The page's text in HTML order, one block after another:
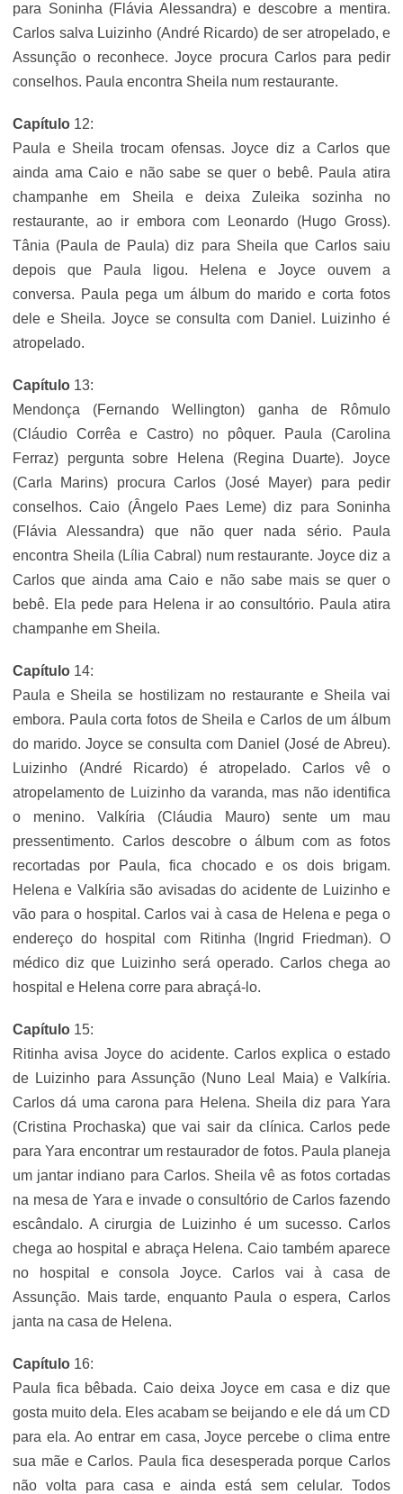
para Soninha (Flávia Alessandra) e descobre a mentira.
Carlos salva Luizinho (André Ricardo) de ser atropelado, e
Assunção o reconhece. Joyce procura Carlos para pedir
conselhos. Paula encontra Sheila num restaurante.
Capítulo 12:
Paula e Sheila trocam ofensas. Joyce diz a Carlos que
ainda ama Caio e não sabe se quer o bebê. Paula atira
champanhe em Sheila e deixa Zuleika sozinha no
restaurante, ao ir embora com Leonardo (Hugo Gross).
Tânia (Paula de Paula) diz para Sheila que Carlos saiu
depois que Paula ligou. Helena e Joyce ouvem a
conversa. Paula pega um álbum do marido e corta fotos
dele e Sheila. Joyce se consulta com Daniel. Luizinho é
atropelado.
Capítulo 13:
Mendonça (Fernando Wellington) ganha de Rômulo
(Cláudio Corrêa e Castro) no pôquer. Paula (Carolina
Ferraz) pergunta sobre Helena (Regina Duarte). Joyce
(Carla Marins) procura Carlos (José Mayer) para pedir
conselhos. Caio (Ângelo Paes Leme) diz para Soninha
(Flávia Alessandra) que não quer nada sério. Paula
encontra Sheila (Lília Cabral) num restaurante. Joyce diz a
Carlos que ainda ama Caio e não sabe mais se quer o
bebê. Ela pede para Helena ir ao consultório. Paula atira
champanhe em Sheila.
Capítulo 14:
Paula e Sheila se hostilizam no restaurante e Sheila vai
embora. Paula corta fotos de Sheila e Carlos de um álbum
do marido. Joyce se consulta com Daniel (José de Abreu).
Luizinho (André Ricardo) é atropelado. Carlos vê o
atropelamento de Luizinho da varanda, mas não identifica
o menino. Valkíria (Cláudia Mauro) sente um mau
pressentimento. Carlos descobre o álbum com as fotos
recortadas por Paula, fica chocado e os dois brigam.
Helena e Valkíria são avisadas do acidente de Luizinho e
vão para o hospital. Carlos vai à casa de Helena e pega o
endereço do hospital com Ritinha (Ingrid Friedman). O
médico diz que Luizinho será operado. Carlos chega ao
hospital e Helena corre para abraçá-lo.
Capítulo 15:
Ritinha avisa Joyce do acidente. Carlos explica o estado
de Luizinho para Assunção (Nuno Leal Maia) e Valkíria.
Carlos dá uma carona para Helena. Sheila diz para Yara
(Cristina Prochaska) que vai sair da clínica. Carlos pede
para Yara encontrar um restaurador de fotos. Paula planeja
um jantar indiano para Carlos. Sheila vê as fotos cortadas
na mesa de Yara e invade o consultório de Carlos fazendo
escândalo. A cirurgia de Luizinho é um sucesso. Carlos
chega ao hospital e abraça Helena. Caio também aparece
no hospital e consola Joyce. Carlos vai à casa de
Assunção. Mais tarde, enquanto Paula o espera, Carlos
janta na casa de Helena.
Capítulo 16:
Paula fica bêbada. Caio deixa Joyce em casa e diz que
gosta muito dela. Eles acabam se beijando e ele dá um CD
para ela. Ao entrar em casa, Joyce percebe o clima entre
sua mãe e Carlos. Paula fica desesperada porque Carlos
não volta para casa e ainda está sem celular. Todos